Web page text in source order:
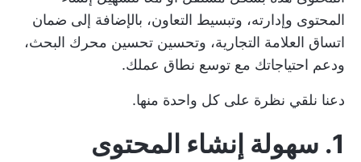
المحتوى وإدارته، وتبسيط التعاون، بالإضافة إلى ضمان
اتساق العلامة التجارية، وتحسين تحسين محرك البحث،
ودعم احتياجاتك مع توسع نطاق عملك.
دعنا نلقي نظرة على كل واحدة منها.
1. سهولة إنشاء المحتوى